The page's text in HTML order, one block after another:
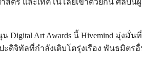
ตร์ และเทคโนโลยีเข้าด้วยกัน ศิลปิ
Digital Art Awards นี้ Hivemind มุ่ง
ดิจิทัลที่กำลังเติบโตรุ่งเรือง พันธมิตรอื่